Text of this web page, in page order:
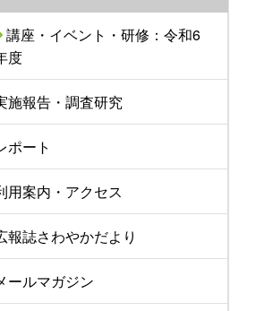
講座・イベント・研修：令和6
度
施報告・調査研究
ポート
用案内・アクセス
報誌さわやかだより
ールマガジン